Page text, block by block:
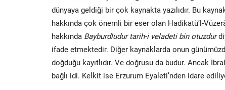
dünyaya geldiği bir çok kaynakta yazılıdır. Bu
hakkında çok önemli bir eser olan Hadikatü’l-
hakkında Bayburdludur tarih-i veladeti bin otuzdur
ifade etmektedir. Diğer kaynaklarda onun
doğduğu kayıtlıdır. Ve doğrusu da budur. Ancak
bağlı idi. Kelkit ise Erzurum Eyaleti’nden idare